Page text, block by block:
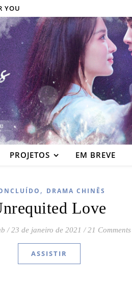
YOU
PROJETOS EM BREVE
, DRAMA CHINÊS
Love
/ 23 de janeiro de 2021 / 21 Comments
ASSISTIR